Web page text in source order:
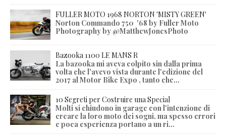
FULLER MOTO 1968 NORTON 'MISTY GREEN'
Norton Commando 750 '68 by Fuller Moto
Photography by @MatthewJonesPhoto
Bazooka 1100 LE MANS R
La bazooka mi aveva colpito sin dalla prima
volta che l'avevo vista durante l'edizione del
2017 al Motor Bike Expo , tanto che...
10 Segreti per Costruire una Special
Molti si chiudono in garage con l'intenzione di
creare la loro moto dei sogni, ma spesso errori
e poca esperienza portano a un ri...